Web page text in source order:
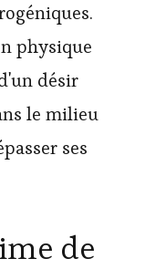
physique
désir
le milieu
ses
de